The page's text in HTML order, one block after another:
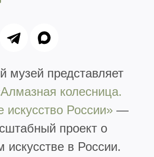
музей представляет
колесница.
искусство России» —
проект о
искусстве в России.